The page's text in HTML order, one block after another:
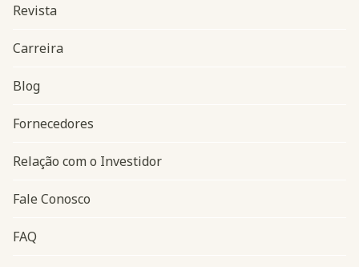
Navegação do rodapé
Revista
Carreira
Blog
Fornecedores
Relação com o Investidor
Fale Conosco
FAQ